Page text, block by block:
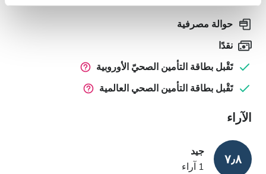
حوالة مصرفية
نقدًا
تَقْبل بطاقة التأمين الصحيّ الأوروبية
تَقْبل بطاقة التأمين الصحي العالمية
الآراء
٧٫٨
جيد
1 آراء